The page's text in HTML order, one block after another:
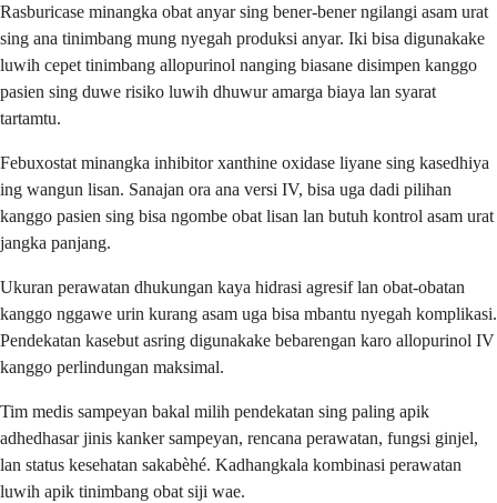
Rasburicase minangka obat anyar sing bener-bener ngilangi asam urat
sing ana tinimbang mung nyegah produksi anyar. Iki bisa digunakake
luwih cepet tinimbang allopurinol nanging biasane disimpen kanggo
pasien sing duwe risiko luwih dhuwur amarga biaya lan syarat
tartamtu.
Febuxostat minangka inhibitor xanthine oxidase liyane sing kasedhiya
ing wangun lisan. Sanajan ora ana versi IV, bisa uga dadi pilihan
kanggo pasien sing bisa ngombe obat lisan lan butuh kontrol asam urat
jangka panjang.
Ukuran perawatan dhukungan kaya hidrasi agresif lan obat-obatan
kanggo nggawe urin kurang asam uga bisa mbantu nyegah komplikasi.
Pendekatan kasebut asring digunakake bebarengan karo allopurinol IV
kanggo perlindungan maksimal.
Tim medis sampeyan bakal milih pendekatan sing paling apik
adhedhasar jinis kanker sampeyan, rencana perawatan, fungsi ginjel,
lan status kesehatan sakabèhé. Kadhangkala kombinasi perawatan
luwih apik tinimbang obat siji wae.